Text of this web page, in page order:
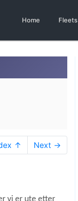
Home Fleets
↑ Next →
vi er ute etter